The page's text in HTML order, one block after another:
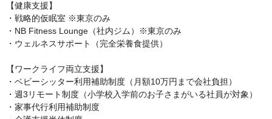
【健康支援】
・戦略的仮眠室 ※東京のみ
・NB Fitness Lounge（社内ジム）※東京のみ
・ウェルネスサポート（完全栄養食提供）
【ワークライフ両立支援】
・ベビーシッター利用補助制度（月額10万円まで会社負担）
・週3リモート制度（小学校入学前のお子さまがいる社員が対象）
・家事代行利用補助制度